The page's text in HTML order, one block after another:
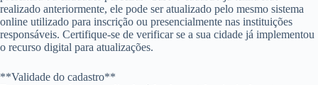
realizado anteriormente, ele pode ser atualizado pelo mesmo sistema
online utilizado para inscrição ou presencialmente nas instituições
responsáveis. Certifique-se de verificar se a sua cidade já implementou
o recurso digital para atualizações.
**Validade do cadastro**